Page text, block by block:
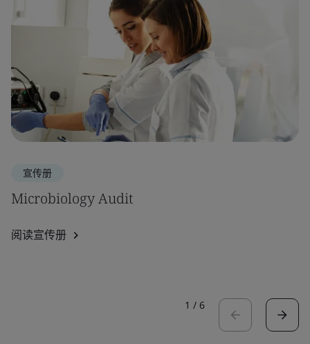
宣传册
Microbiology Audit
阅读宣传册
1 / 6